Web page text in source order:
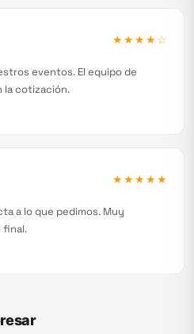
★★★★☆
eventos. El equipo de
la cotización.
★★★★★
a lo que pedimos. Muy
final.